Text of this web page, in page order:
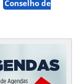
Conselho de